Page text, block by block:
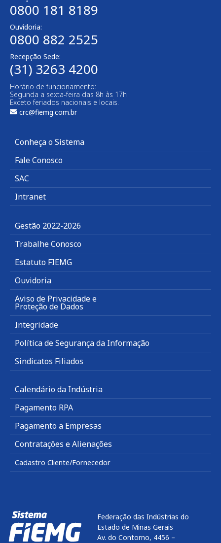
0800 181 8189
Ouvidoria:
0800 882 2525​
Recepção Sede:
(31) 3263 4200
Horário de funcionamento:
Segunda a sexta-feira das 8h às 17h
Exceto feriados nacionais e locais.
crc@fiemg.com.br
Conheça o Sistema
Fale Conosco
SAC
Intranet
Gestão 2022-2026
Trabalhe Conosco
Estatuto FIEMG
Ouvidoria
Aviso de Privacidade e
Proteção de Dados
Integridade
Política de Segurança da Informação
Sindicatos Filiados
Calendário da Indústria
Pagamento RPA
Pagamento a Empresas
Contratações e Alienações
Cadastro Cliente/Fornecedor
Federação das Indústrias do
Estado de Minas Gerais
Av. do Contorno, 4456 –